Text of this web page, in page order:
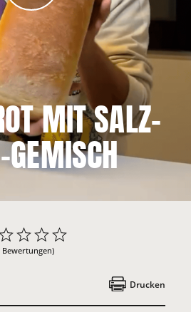
MIT SALZ-
GEMISCH
Bewertungen)
Drucken